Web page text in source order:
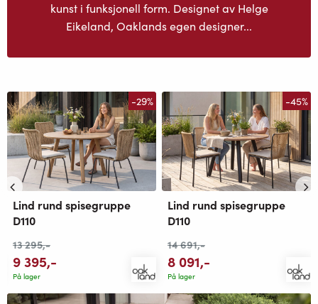
kunst i funksjonell form. Designet av Helge
Eikeland, Oaklands egen designer...
-29%
Lind rund spisegruppe
D110
13 295,-
9 395,-
På lager
-45%
Lind rund spisegruppe
D110
14 691,-
8 091,-
På lager